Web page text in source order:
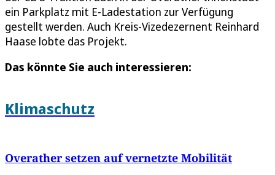
ein Parkplatz mit E-Ladestation zur Verfügung
gestellt werden. Auch Kreis-Vizedezernent Reinhard
Haase lobte das Projekt.
Das könnte Sie auch interessieren:
Klimaschutz
Overather setzen auf vernetzte Mobilität